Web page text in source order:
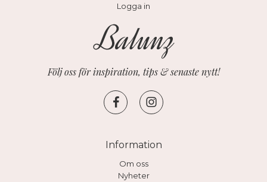
Logga in
Följ oss för inspiration, tips & senaste nytt!
Information
Om oss
Nyheter